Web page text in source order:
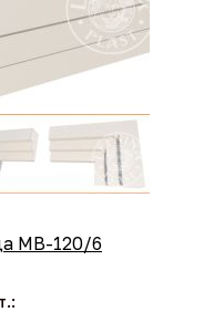
МВ-120/6